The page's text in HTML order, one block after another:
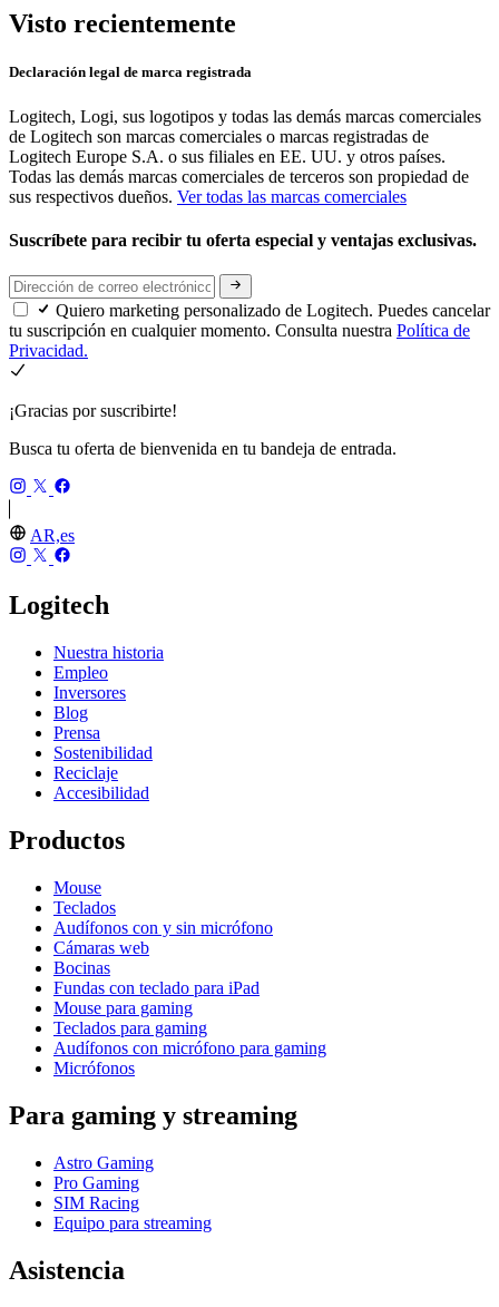
Visto recientemente
Declaración legal de marca registrada
Logitech, Logi, sus logotipos y todas las demás marcas comerciales
de Logitech son marcas comerciales o marcas registradas de
Logitech Europe S.A. o sus filiales en EE. UU. y otros países.
Todas las demás marcas comerciales de terceros son propiedad de
sus respectivos dueños. Ver todas las marcas comerciales
Suscríbete para recibir tu oferta especial y ventajas exclusivas.
Quiero marketing personalizado de Logitech. Puedes cancelar
tu suscripción en cualquier momento. Consulta nuestra Política de
Privacidad.
¡Gracias por suscribirte!
Busca tu oferta de bienvenida en tu bandeja de entrada.
AR,es
Logitech
Nuestra historia
Empleo
Inversores
Blog
Prensa
Sostenibilidad
Reciclaje
Accesibilidad
Productos
Mouse
Teclados
Audífonos con y sin micrófono
Cámaras web
Bocinas
Fundas con teclado para iPad
Mouse para gaming
Teclados para gaming
Audífonos con micrófono para gaming
Micrófonos
Para gaming y streaming
Astro Gaming
Pro Gaming
SIM Racing
Equipo para streaming
Asistencia